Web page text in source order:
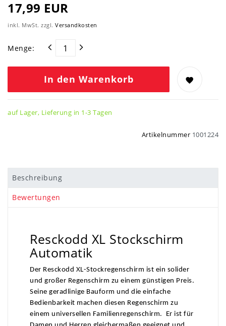
17,99 EUR
inkl. MwSt. zzgl. Versandkosten
Menge:
In den Warenkorb
auf Lager, Lieferung in 1-3 Tagen
Artikelnummer 1001224
Beschreibung
Bewertungen
Resckodd XL Stockschirm
Automatik
Der Resckodd XL-Stockregenschirm ist ein solider
und großer Regenschirm zu einem günstigen Preis.
Seine geradlinige Bauform und die einfache
Bedienbarkeit machen diesen Regenschirm zu
einem universellen Familienregenschirm. Er ist für